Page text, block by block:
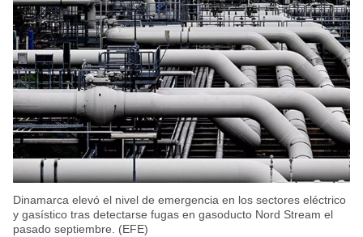
Dinamarca elevó el nivel de emergencia en los sectores eléctrico
y gasístico tras detectarse fugas en gasoducto Nord Stream el
pasado septiembre. (EFE)